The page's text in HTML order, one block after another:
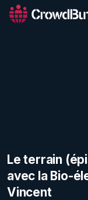
Le terrain
avec la Bio-
Vincent